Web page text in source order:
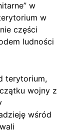
w
w
części
ludności
terytorium,
wojny z
wśród